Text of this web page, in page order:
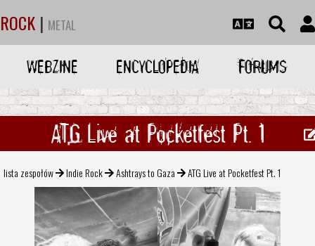
ROCK | METAL
WEBZINE ENCYCLOPEDIA FORUMS
ATG Live at Pocketfest Pt. 1
lista zespołów Indie Rock Ashtrays to Gaza ATG Live at Pocketfest Pt. 1